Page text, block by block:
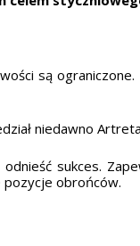
są
niedawno
sukces.
pozycje obrońców.